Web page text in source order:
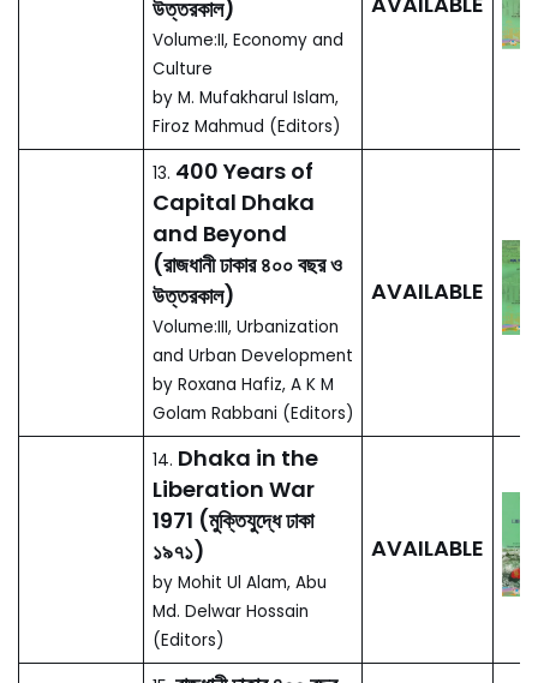
by Shah Muhammad
Safiqullah (2012)
Celebration of
400 years of
Capital Dhaka:
1608-2008 (18
vols.)
by Sharif uddin Ahmaed
(Chief Editor) (2012)
01. Dhaka: Past
Present Future
by Sharif uddin Ahmed
(Editor)
02.Dhaka: A
Records of Its
Changing
OUT OF